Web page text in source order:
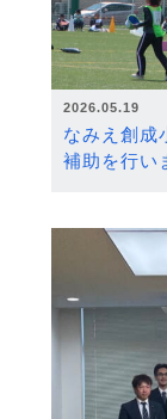
2026.05.19
なみえ創成
補助を行い